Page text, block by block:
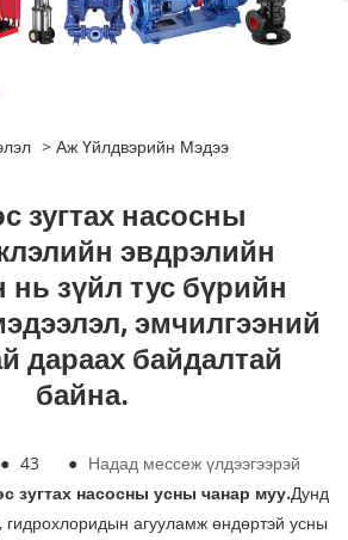
> Аж Үйлдвэрийн Мэдээ
зугтах насосны
эвдрэлийн
нь зүйл тус бүрийн
эмчилгээний
дараах байдалтай
байна.
● 43 ● Надад мессеж үлдээгээрэй
зугтах насосны усны чанар муу.Дунд
гидрохлоридын агууламж өндөртэй усны